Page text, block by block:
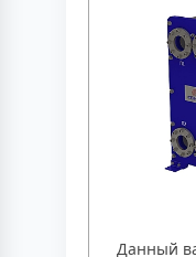
Данный